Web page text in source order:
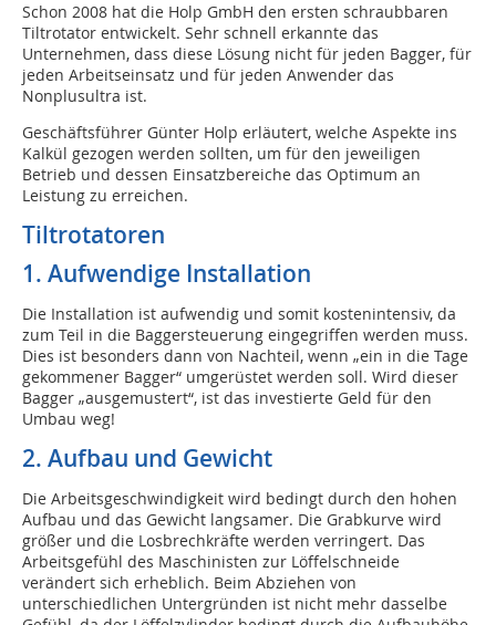
Schon 2008 hat die Holp GmbH den ersten schraubbaren
Tiltrotator entwickelt. Sehr schnell erkannte das
Unternehmen, dass diese Lösung nicht für jeden Bagger, für
jeden Arbeitseinsatz und für jeden Anwender das
Nonplusultra ist.
Geschäftsführer Günter Holp erläutert, welche Aspekte ins
Kalkül gezogen werden sollten, um für den jeweiligen
Betrieb und dessen Einsatzbereiche das Optimum an
Leistung zu erreichen.
Tiltrotatoren
1. Aufwendige Installation
Die Installation ist aufwendig und somit kostenintensiv, da
zum Teil in die Baggersteuerung eingegriffen werden muss.
Dies ist besonders dann von Nachteil, wenn „ein in die Tage
gekommener Bagger“ umgerüstet werden soll. Wird dieser
Bagger „ausgemustert“, ist das investierte Geld für den
Umbau weg!
2. Aufbau und Gewicht
Die Arbeitsgeschwindigkeit wird bedingt durch den hohen
Aufbau und das Gewicht langsamer. Die Grabkurve wird
größer und die Losbrechkräfte werden verringert. Das
Arbeitsgefühl des Maschinisten zur Löffelschneide
verändert sich erheblich. Beim Abziehen von
unterschiedlichen Untergründen ist nicht mehr dasselbe